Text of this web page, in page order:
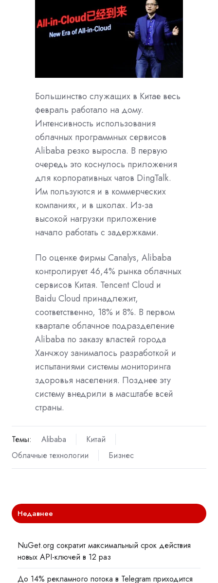
Большинство служащих в Китае весь
февраль работало на дому.
Интенсивность использования
облачных программных сервисов
Alibaba резко выросла. В первую
очередь это коснулось приложения
для корпоративных чатов DingTalk.
Им пользуются и в коммерческих
компаниях, и в школах. Из-за
высокой нагрузки приложение
начало работать с задержками.
По оценке фирмы Canalys, Alibaba
контролирует 46,4% рынка облачных
сервисов Китая. Tencent Cloud и
Baidu Cloud принадлежит,
соответственно, 18% и 8%. В первом
квартале облачное подразделение
Alibaba по заказу властей города
Ханчжоу занималось разработкой и
испытаниями системы мониторинга
здоровья населения. Позднее эту
систему внедрили в масштабе всей
страны.
Темы: Alibaba
Китай
Облачные технологии
Бизнес
Недавнее
NuGet.org сократит максимальный срок действия
новых API-ключей в 12 раз
До 14% рекламного потока в Telegram приходится